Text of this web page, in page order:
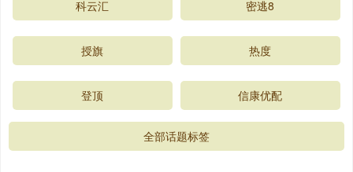
科云汇 密逃8
授旗 热度
登顶 信康优配
全部话题标签